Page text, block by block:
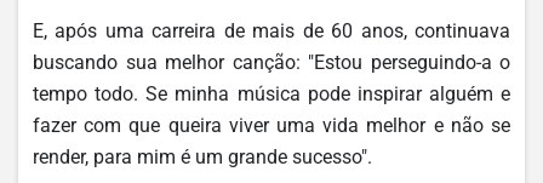
E, após uma carreira de mais de 60 anos, continuava
buscando sua melhor canção: "Estou perseguindo-a o
tempo todo. Se minha música pode inspirar alguém e
fazer com que queira viver uma vida melhor e não se
render, para mim é um grande sucesso".